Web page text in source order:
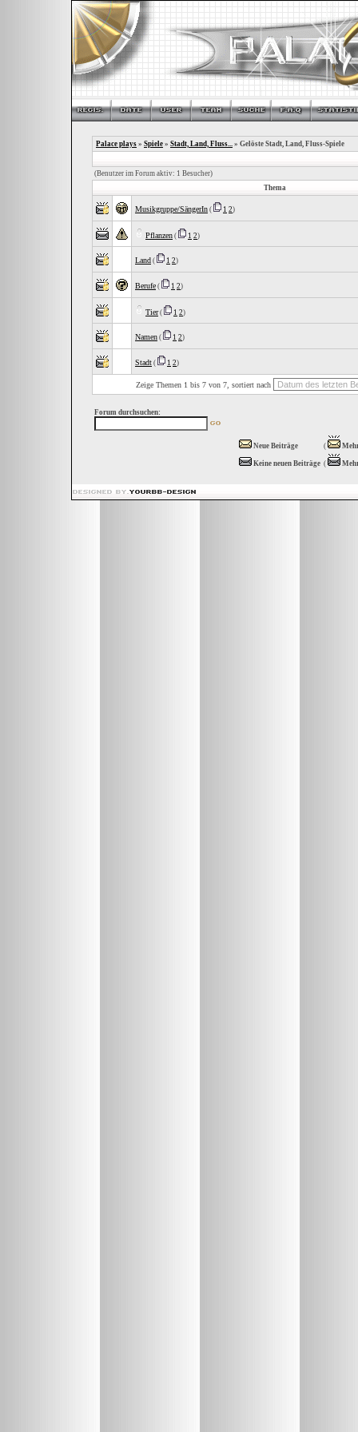
Palace plays » Spiele » Stadt, Land, Fluss... » Gelöste Stadt, Land, Fluss-Spiele
(Benutzer im Forum aktiv: 1 Besucher)
Thema
Musikgruppe/SängerIn ( 1 2)
Pflanzen ( 1 2)
Land ( 1 2)
Berufe ( 1 2)
Tier( 1 2)
Namen ( 1 2)
Stadt ( 1 2)
Zeige Themen 1 bis 7 von 7, sortiert nach
Forum durchsuchen:
Neue Beiträge (
Keine neuen Beiträge (